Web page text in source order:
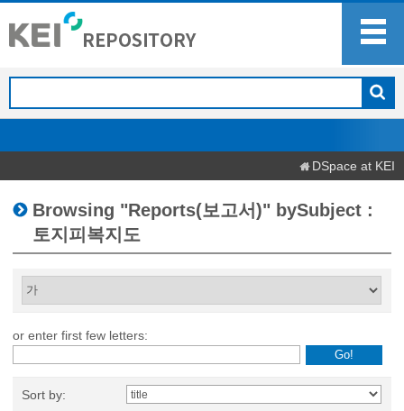
DSpace at KEI
Browsing "Reports(보고서)" bySubject :
토지피복지도
or enter first few letters:
Sort by: